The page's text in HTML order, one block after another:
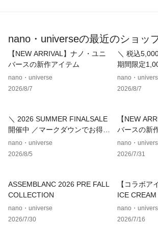
・ベーシックで合わせやすいブラック、ベー
・肌馴染みの良いブルー
・カジュアルなボトムにTシャツ感覚で合わ
・同素材のスカートと合わせてセットアッ
・6735130316　シャーリングジャガードカ
ト (セットアップ可)
■サイズ感
■取扱方法
ネットを使用してください。色物（特に濃
は分けて洗ってください。濡れたままの放置
はしないで下さい。洗濯後は形を整えて直ち
nano・universeの最近のショッ
【NEW ARRIVAL】ナノ・ユニ
バースの新作アイテム
nano・universe
2026/8/7
＼ 税込
期間限定
nano・
2026/8/7
＼ 2026 SUMMER FINALSALE
開催中 ／マークダウンでお得に
ゲット！
nano・universe
2026/8/5
【NEW
バースの新
nano・
2026/7/31
ASSEMBLANC 2026 PRE FALL
COLLECTION
nano・universe
2026/7/30
【コラボア
ICE
nano・
2026/7/16